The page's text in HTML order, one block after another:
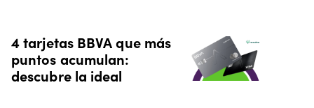
4 tarjetas BBVA que más
puntos acumulan:
descubre la ideal